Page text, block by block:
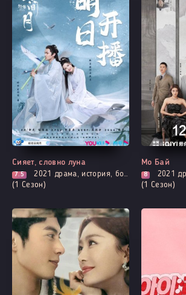
Все серии
Сияет, словно луна
7.5 2021 драма, история, борьба за власть, адаптация новел, романтика
(1 Сезон)
Все серии
Мо Бай
8 2021 драма,
(1 Сезон)